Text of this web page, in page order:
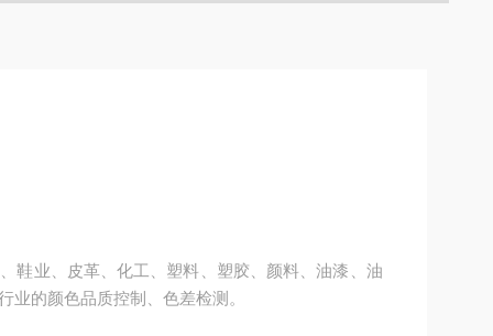
鞋业、皮革、化工、塑料、塑胶、颜料、油漆、油
的颜色品质控制、色差检测。